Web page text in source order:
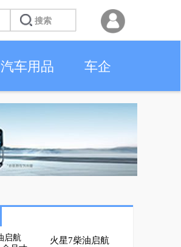
汽车用品 车企
火星7柴油启航